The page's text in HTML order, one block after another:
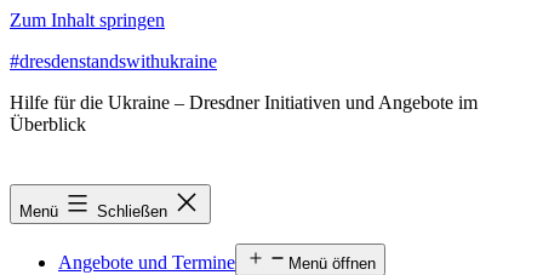
Zum Inhalt springen
#dresdenstandswithukraine
Hilfe für die Ukraine – Dresdner Initiativen und Angebote im
Überblick
Menü Schließen
Angebote und Termine Menü öffnen